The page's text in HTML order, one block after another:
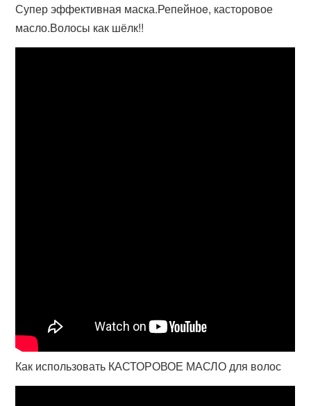
Супер эффективная маска.Репейноe, касторовое
масло.Волосы как шёлк!!
Как использовать КАСТОРОВОЕ МАСЛО для волос